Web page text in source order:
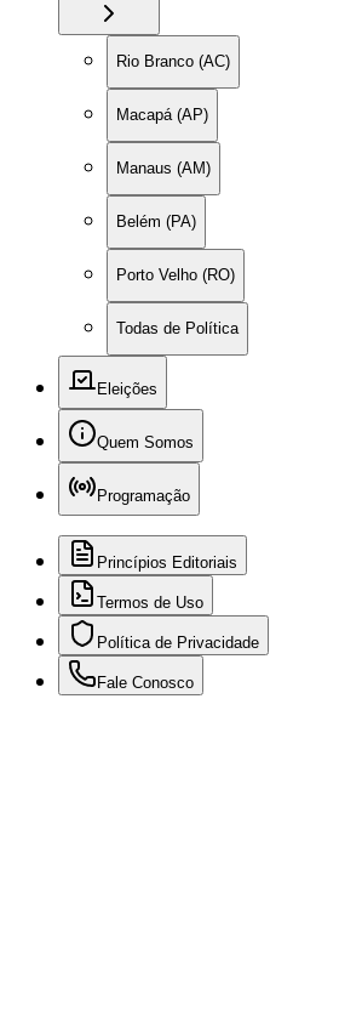
Rio Branco (AC)
Macapá (AP)
Manaus (AM)
Belém (PA)
Porto Velho (RO)
Todas de Política
Eleições
Quem Somos
Programação
Princípios Editoriais
Termos de Uso
Política de Privacidade
Fale Conosco